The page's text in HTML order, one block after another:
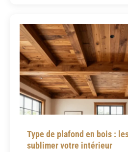
Type de plafond en bois :
sublimer votre intérieur